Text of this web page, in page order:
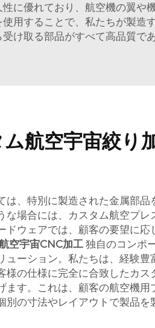
に優れており、航空機の翼や
用することで、私たちが製造
け取る部品がすべて高品質で
ム航空宇宙絞り
は、特別に製造された金属部品
な場合には、カスタム航空プレ
ドウェアでは、顧客の要望に応
空宇宙CNC加工 独自のコンポ
ューション。私たちは、経験豊
様の仕様に完全に合致したカス
ます。これは、顧客の航空機
別の寸法やレイアウトで製品を